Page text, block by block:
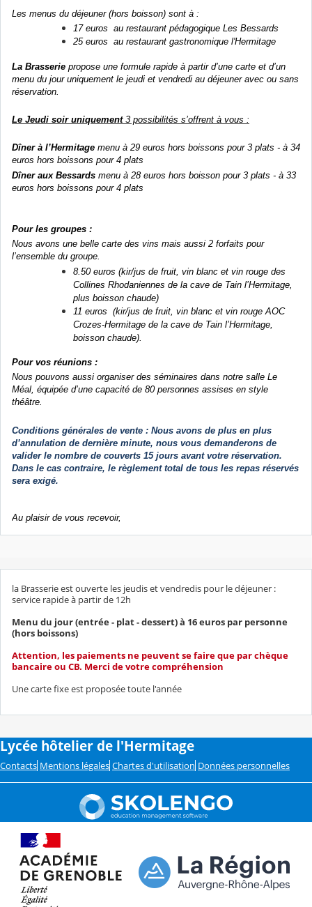
Les menus du déjeuner (hors boisson) sont à :
17 euros au restaurant pédagogique Les Bessards
25 euros au restaurant gastronomique l'Hermitage
La Brasserie propose une formule rapide à partir d’une carte et d’un
menu du jour uniquement le jeudi et vendredi au déjeuner avec ou sans
réservation.
Le Jeudi soir uniquement3 possibilités s’offrent à vous :
Dîner à l’Hermitage menu à 29 euros hors boissons pour 3 plats - à 34
euros hors boissons pour 4 plats
Dîner aux Bessards menu à 28 euros hors boisson pour 3 plats - à 33
euros hors boissons pour 4 plats
Pour les groupes :
Nous avons une belle carte des vins mais aussi 2 forfaits pour
l’ensemble du groupe.
8.50 euros (kir/jus de fruit, vin blanc et vin rouge des
Collines Rhodaniennes de la cave de Tain l’Hermitage,
plus boisson chaude)
11 euros (kir/jus de fruit, vin blanc et vin rouge AOC
Crozes-Hermitage de la cave de Tain l’Hermitage,
boisson chaude).
Pour vos réunions :
Nous pouvons aussi organiser des séminaires dans notre salle Le
Méal, équipée d’une capacité de 80 personnes assises en style
théâtre.
Conditions générales de vente : Nous avons de plus en plus
d’annulation de dernière minute, nous vous demanderons de
valider le nombre de couverts 15 jours avant votre réservation.
Dans le cas contraire, le règlement total de tous les repas réservés
sera exigé.
Au plaisir de vous recevoir,
la Brasserie est ouverte les jeudis et vendredis pour le déjeuner :
service rapide à partir de 12h
Menu du jour (entrée - plat - dessert) à 16 euros par personne
(hors boissons)
Attention, les paiements ne peuvent se faire que par chèque
bancaire ou CB. Merci de votre compréhension
Une carte fixe est proposée toute l'année
Lycée hôtelier de l'Hermitage
Contacts Mentions légales Chartes d'utilisation Données personnelles